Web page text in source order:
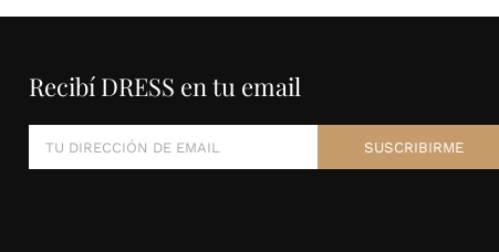
Recibí DRESS en tu email